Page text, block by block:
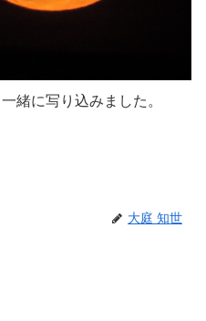
緒に写り込みました。
大庭 知世